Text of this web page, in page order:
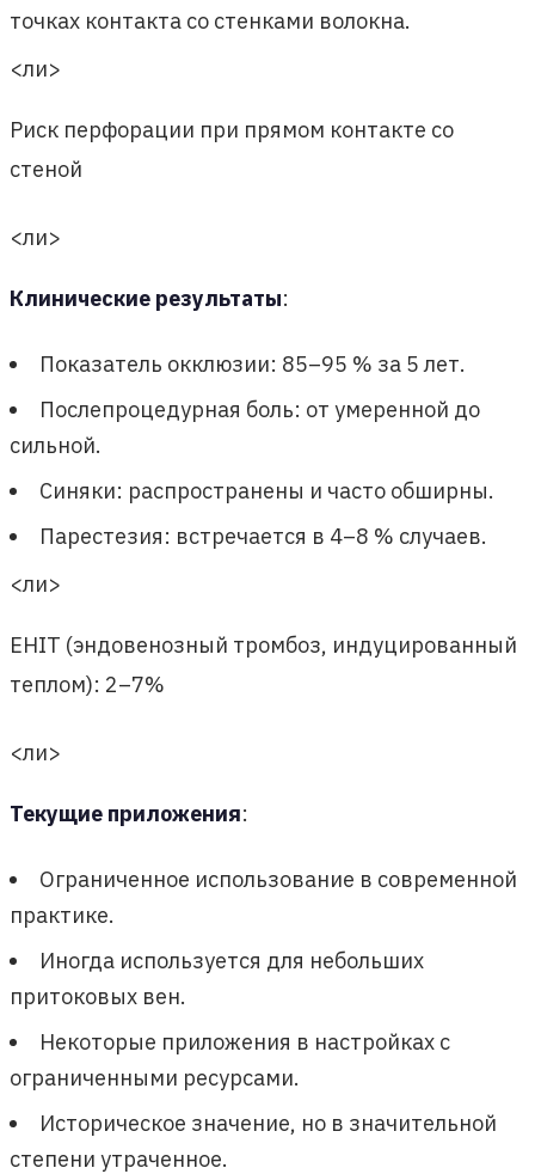
точках контакта со стенками волокна.
<ли>
Риск перфорации при прямом контакте со
стеной
<ли>
Клинические результаты:
Показатель окклюзии: 85–95 % за 5 лет.
Послепроцедурная боль: от умеренной до
сильной.
Синяки: распространены и часто обширны.
Парестезия: встречается в 4–8 % случаев.
<ли>
EHIT (эндовенозный тромбоз, индуцированный
теплом): 2–7%
<ли>
Текущие приложения:
Ограниченное использование в современной
практике.
Иногда используется для небольших
притоковых вен.
Некоторые приложения в настройках с
ограниченными ресурсами.
Историческое значение, но в значительной
степени утраченное.